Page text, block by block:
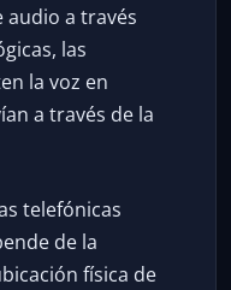
audio a través
las
la voz en
a través de la
telefónicas
de la
física de